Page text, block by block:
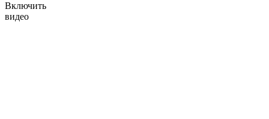
Включить
видео